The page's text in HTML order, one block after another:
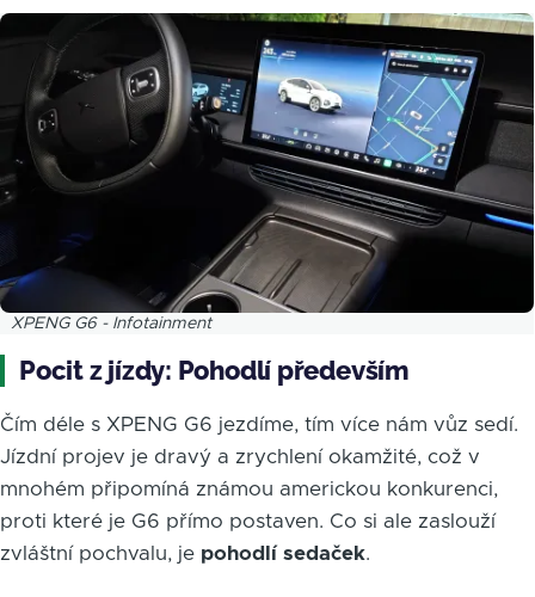
XPENG G6 - Infotainment
Pocit z jízdy: Pohodlí především
Čím déle s XPENG G6 jezdíme, tím více nám vůz sedí.
Jízdní projev je dravý a zrychlení okamžité, což v
mnohém připomíná známou americkou konkurenci,
proti které je G6 přímo postaven. Co si ale zaslouží
zvláštní pochvalu, je pohodlí sedaček.